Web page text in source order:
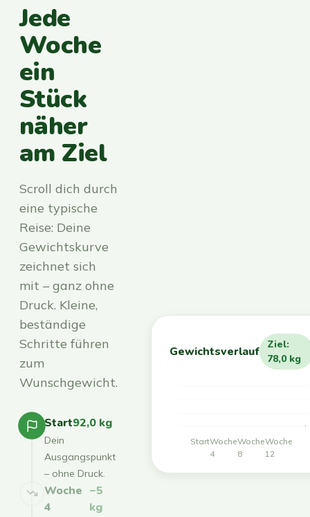
Jede
Woche
ein
Stück
näher
am Ziel
Scroll dich durch
eine typische
Reise: Deine
Gewichtskurve
zeichnet sich
mit – ganz ohne
Druck. Kleine,
beständige
Schritte führen
zum
Wunschgewicht.
Start92,0 kg
Dein
Ausgangspunkt
– ohne Druck.
Woche
4
−5
kg
Gewichtsverlauf
Ziel:
78,0 kg
StartWoche
4
Woche
8
Woche
12